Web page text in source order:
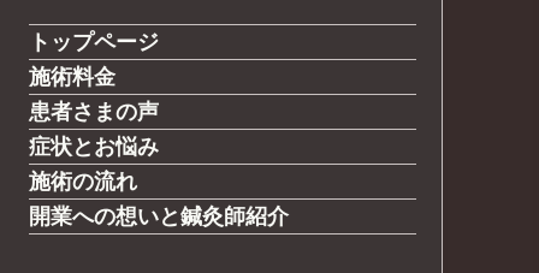
トップページ
施術料金
患者さまの声
症状とお悩み
施術の流れ
開業への想いと鍼灸師紹介